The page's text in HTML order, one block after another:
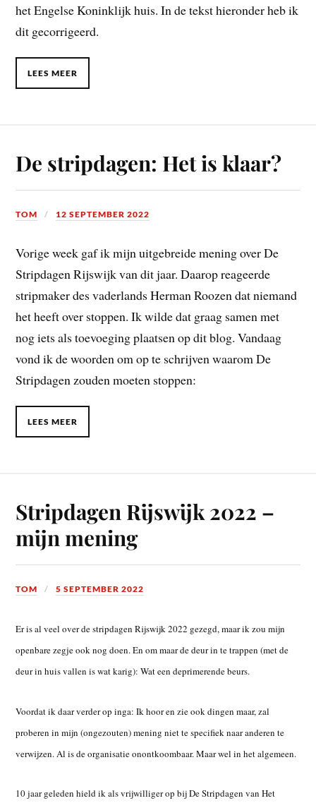
het Engelse Koninklijk huis. In de tekst hieronder heb ik
dit gecorrigeerd.
LEES MEER
De stripdagen: Het is klaar?
TOM 12 SEPTEMBER 2022
Vorige week gaf ik mijn uitgebreide mening over De
Stripdagen Rijswijk van dit jaar. Daarop reageerde
stripmaker des vaderlands Herman Roozen dat niemand
het heeft over stoppen. Ik wilde dat graag samen met
nog iets als toevoeging plaatsen op dit blog. Vandaag
vond ik de woorden om op te schrijven waarom De
Stripdagen zouden moeten stoppen:
LEES MEER
Stripdagen Rijswijk 2022 –
mijn mening
TOM 5 SEPTEMBER 2022
Er is al veel over de stripdagen Rijswijk 2022 gezegd, maar ik zou mijn
openbare zegje ook nog doen. En om maar de deur in te trappen (met de
deur in huis vallen is wat karig): Wat een deprimerende beurs.
Voordat ik daar verder op inga: Ik hoor en zie ook dingen maar, zal
proberen in mijn (ongezouten) mening niet te specifiek naar anderen te
verwijzen. Al is de organisatie onontkoombaar. Maar wel in het algemeen.
10 jaar geleden hield ik als vrijwilliger op bij De Stripdagen van Het